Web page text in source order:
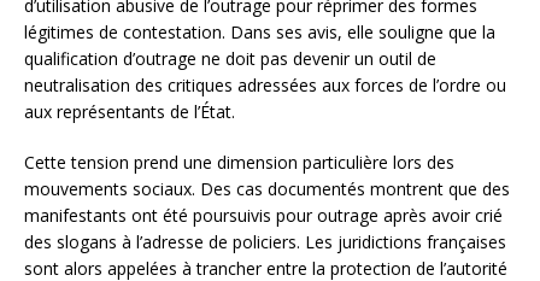
d’utilisation abusive de l’outrage pour réprimer des formes
légitimes de contestation. Dans ses avis, elle souligne que la
qualification d’outrage ne doit pas devenir un outil de
neutralisation des critiques adressées aux forces de l’ordre ou
aux représentants de l’État.
Cette tension prend une dimension particulière lors des
mouvements sociaux. Des cas documentés montrent que des
manifestants ont été poursuivis pour outrage après avoir crié
des slogans à l’adresse de policiers. Les juridictions françaises
sont alors appelées à trancher entre la protection de l’autorité